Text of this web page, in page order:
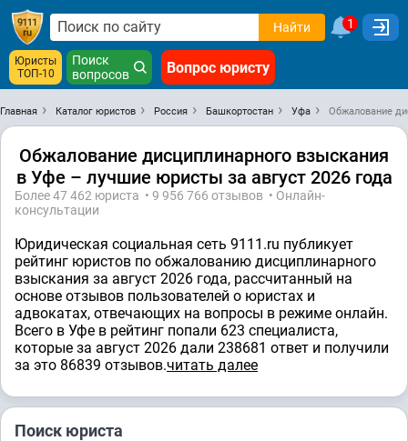
Найти 1
Юристы
ТОП-10
Поиск
вопросов
Вопрос юристу
Главная Каталог юристов Россия Башкортостан Уфа Обжалование
Обжалование дисциплинарного взыскания
в Уфе – лучшие юристы за август 2026 года
Более 47 462 юристa • 9 956 766 отзывов • Онлайн-
консультации
Юридическая социальная сеть 9111.ru публикует
рейтинг юристов по обжалованию дисциплинарного
взыскания за август 2026 года, рассчитанный на
основе отзывов пользователей о юристах и
адвокатах, отвечающих на вопросы в режиме онлайн.
Всего в Уфе в рейтинг попали 623 специалистa,
которые за август 2026 дали 238681 ответ и получили
за это 86839 отзывов.читать далее
Поиск юриста